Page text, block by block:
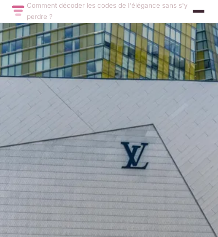
Comment décoder les codes de l'élégance sans s'y
perdre ?